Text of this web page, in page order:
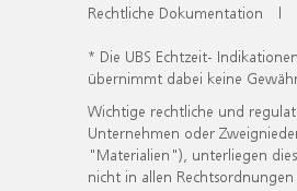
Rechtliche Dokumentation |
* Die UBS Echtzeit-
übernimmt dabei keine
Wichtige rechtliche und
Unternehmen oder
"Materialien"), unterliegen
nicht in allen